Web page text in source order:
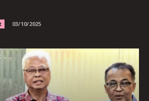
03/10/2025